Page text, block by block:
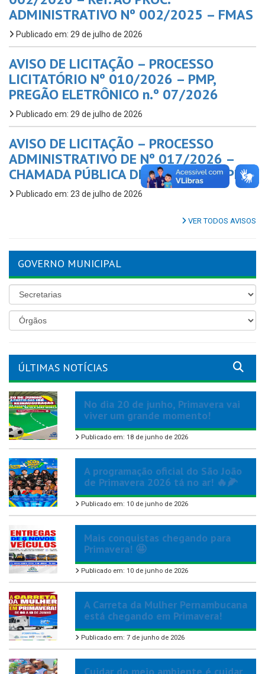
ADMINISTRATIVO Nº 002/2025 – FMAS
Publicado em: 29 de julho de 2026
AVISO DE LICITAÇÃO – PROCESSO
LICITATÓRIO Nº 010/2026 – PMP,
PREGÃO ELETRÔNICO n.º 07/2026
Publicado em: 29 de julho de 2026
AVISO DE LICITAÇÃO – PROCESSO
ADMINISTRATIVO DE Nº 017/2026 –
CHAMADA PÚBLICA DE Nº 01/2026 PMP
Publicado em: 23 de julho de 2026
VER TODOS AVISOS
GOVERNO MUNICIPAL
ÚLTIMAS NOTÍCIAS
No dia 20 de junho, Primavera vai
viver um grande momento!
Publicado em: 18 de junho de 2026
A programação oficial do São João
de Primavera 2026 tá no ar! 🔥🌽
Publicado em: 10 de junho de 2026
Mais conquistas chegando para
Primavera! 🤩
Publicado em: 10 de junho de 2026
A Carreta da Mulher Pernambucana
está chegando em Primavera!
Publicado em: 7 de junho de 2026